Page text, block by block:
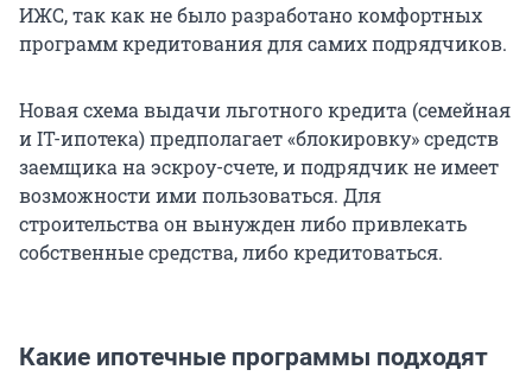
ИЖС, так как не было разработано комфортных
программ кредитования для самих подрядчиков.
Новая схема выдачи льготного кредита (семейная
и IT-ипотека) предполагает «блокировку» средств
заемщика на эскроу-счете, и подрядчик не имеет
возможности ими пользоваться. Для
строительства он вынужден либо привлекать
собственные средства, либо кредитоваться.
Какие ипотечные программы подходят